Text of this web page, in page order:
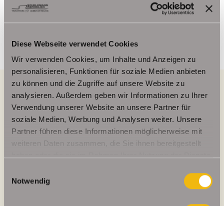
Diese Webseite verwendet Cookies
Wir verwenden Cookies, um Inhalte und Anzeigen zu
personalisieren, Funktionen für soziale Medien anbieten
zu können und die Zugriffe auf unsere Website zu
analysieren. Außerdem geben wir Informationen zu Ihrer
Verwendung unserer Website an unsere Partner für
soziale Medien, Werbung und Analysen weiter. Unsere
Partner führen diese Informationen möglicherweise mit
weiteren Daten zusammen, die Sie ihnen bereitgestellt
Notwendig
Mobil: 00491714769991
Energieausweis (Verbrauchsausweis)
Energieverbrauchskennwert